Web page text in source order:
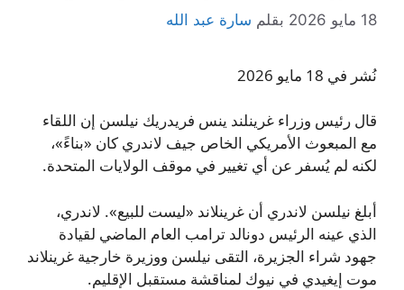
18 مايو 2026 بقلم سارة عبد الله
نُشر في 18 مايو 2026
قال رئيس وزراء غرينلند ينس فريدريك نيلسن إن اللقاء
مع المبعوث الأمريكي الخاص جيف لاندري كان «بناءً»،
لكنه لم يُسفر عن أي تغيير في موقف الولايات المتحدة.
أبلغ نيلسن لاندري أن غرينلاند «ليست للبيع». لاندري،
الذي عينه الرئيس دونالد ترامب العام الماضي لقيادة
جهود شراء الجزيرة، التقى نيلسن ووزيرة خارجية غرينلاند
موت إيغيدي في نيوك لمناقشة مستقبل الإقليم.